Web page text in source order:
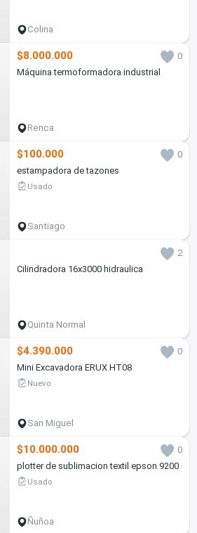
Colina
$8.000.000
0
Máquina termoformadora industrial
Renca
$100.000
0
estampadora de tazones
Usado
Santiago
2
Cilindradora 16x3000 hidraulica
Quinta Normal
$4.390.000
0
Mini Excavadora ERUX HT08
Nuevo
San Miguel
$10.000.000
0
plotter de sublimacion textil epson 9200
Usado
Ñuñoa